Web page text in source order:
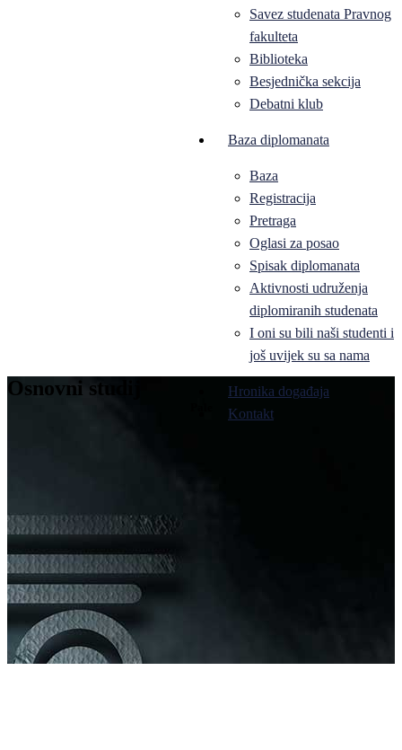
Savez studenata Pravnog
fakulteta
Biblioteka
Besjednička sekcija
Debatni klub
Baza diplomanata
Baza
Registracija
Pretraga
Oglasi za posao
Spisak diplomanata
Aktivnosti udruženja
diplomiranih studenata
I oni su bili naši studenti i
još uvijek su sa nama
Hronika događaja
Kontakt
Osnovni studij